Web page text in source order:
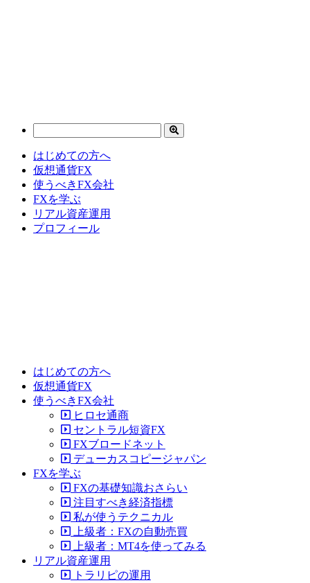
はじめての方へ
仮想通貨FX
使うべきFX会社
FXを学ぶ
リアル資産運用
プロフィール
はじめての方へ
仮想通貨FX
使うべきFX会社
ヒロセ通商
セントラル短資FX
FXブロードネット
デューカスコピージャパン
FXを学ぶ
FXの基礎知識おさらい
注目すべき経済指標
私が使うテクニカル
上級者：FXの自動売買
上級者：MT4を使ってみる
リアル資産運用
トラリピの運用